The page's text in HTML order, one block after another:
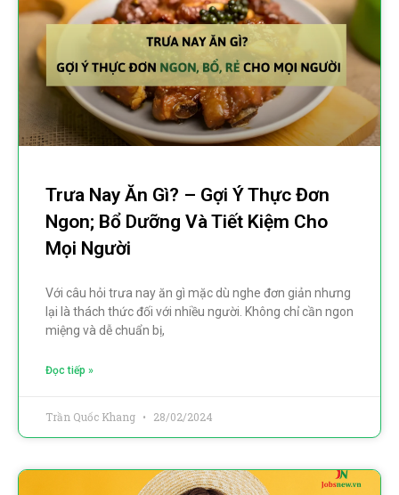
Trưa Nay Ăn Gì? – Gợi Ý Thực Đơn
Ngon; Bổ Dưỡng Và Tiết Kiệm Cho
Mọi Người
Với câu hỏi trưa nay ăn gì mặc dù nghe đơn giản nhưng
lại là thách thức đối với nhiều người. Không chỉ cần ngon
miệng và dễ chuẩn bị,
Đọc tiếp »
Trần Quốc Khang 28/02/2024